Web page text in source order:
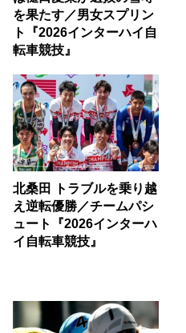
を果たす／男女スプリン
ト『2026インターハイ自
転車競技』
北桑田 トラブルを乗り越
え逆転優勝／チームパシ
ュート『2026インターハ
イ自転車競技』